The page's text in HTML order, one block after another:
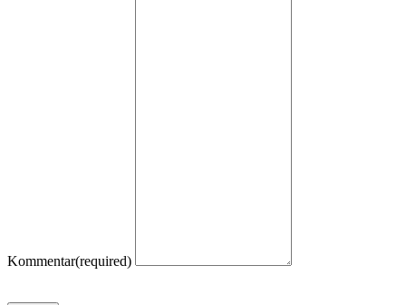
Kommentar(required)